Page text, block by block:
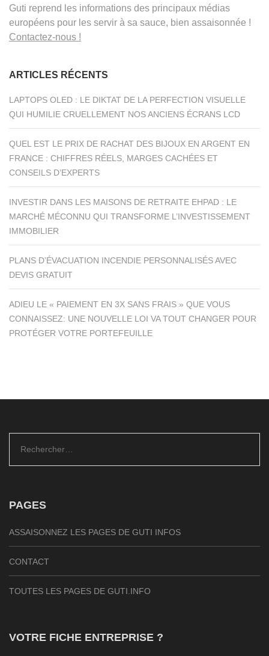
Guti reprend les informations des principaux médias
européens pour les servir à sa sauce, bien assaisonnée !
Contactez-nous !
ARTICLES RÉCENTS
LAPTOPS OLED : LE DIKTAT DE LA PERFECTION VISUELLE
QUI HUMILIE CRUELLEMENT NOS ANCIENS ÉCRANS LCD
QUEL EST LE PRIX DE RACHAT DES BIJOUX EN ARGENT EN
FRANCE : CHIFFRES RÉELS, MARGES CACHÉES ET
CONSEILS D’EXPERTS
INVESTIR DANS LES MAISONS DE RETRAITE EHPAD : LE
MARCHÉ MÉCONNU QUI TRANSFORME L’INVESTISSEMENT
IMMOBILIER
PLANS D’ÉVACUATION INCENDIE PERSONNALISÉS AVEC
DEVIS GRATUIT
ADIEU LE « PAIEMENT EN 3X SANS FRAIS » QUE VOUS
CONNAISSEZ: UNE NOUVELLE LOI VA TOUT CHANGER POUR
PROTÉGER VOTRE PORTEFEUILLE
Rechercher :
PAGES
ASSAISONNEZ LES PAGES DE GUTI INFOS
CONTACT
TOUTES LES PAGES DE GUTI.INFO
VOTRE FICHE ENTREPRISE ?